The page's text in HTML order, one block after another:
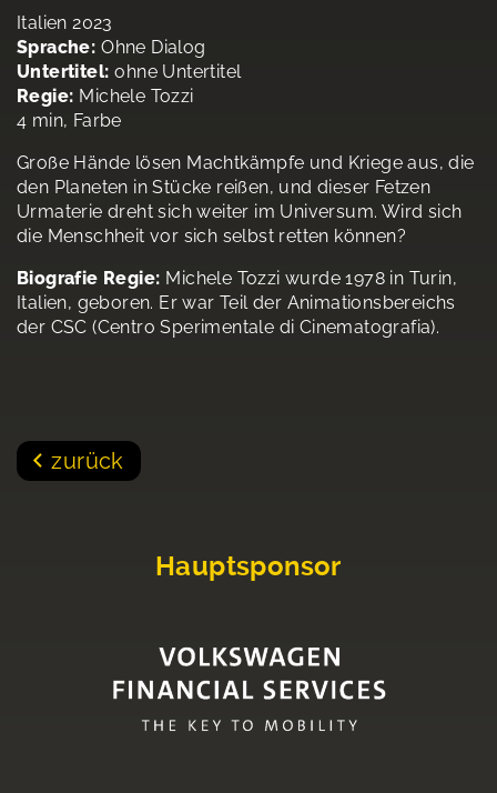
Italien 2023
Sprache: Ohne Dialog
Untertitel: ohne Untertitel
Regie: Michele Tozzi
4 min, Farbe
Große Hände lösen Machtkämpfe und Kriege aus, die
den Planeten in Stücke reißen, und dieser Fetzen
Urmaterie dreht sich weiter im Universum. Wird sich
die Menschheit vor sich selbst retten können?
Biografie Regie: Michele Tozzi wurde 1978 in Turin,
Italien, geboren. Er war Teil der Animationsbereichs
der CSC (Centro Sperimentale di Cinematografia).
zurück
Hauptsponsor